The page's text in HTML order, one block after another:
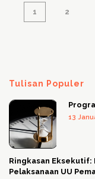
1 2
Tulisan Populer
13
Ringkasan Eksekutif:
Pelaksanaan UU